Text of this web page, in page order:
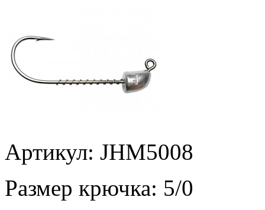
Артикул: JHM5008
Размер крючка: 5/0